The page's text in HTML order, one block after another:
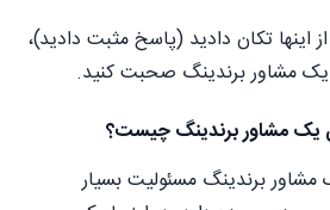
اینها تکان دادید (پاسخ مثبت دادید)،
با یک مشاور برندینگ صحبت کنید.
مشاور برندینگ چیست؟
برندینگ مسئولیت بسیار